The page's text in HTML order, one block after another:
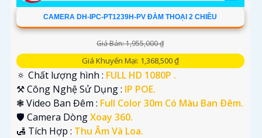
CAMERA DH-IPC-PT1239H-PV ĐÀM THOẠI 2 CHIỀU
Giá Bán: 1,955,000 ₫
Giá Khuyến Mại: 1,368,500 ₫
🔅 Chất lượng hình : FULL HD 1080P .
⚒ Công Nghệ Sử Dụng : IP POE.
❃ Video Ban Đêm : Full Color 30m Có Màu Ban Ðêm.
🛡 Camera DòngXoay 360.
️🛃 Tích Hợp : Thu Âm Và Loa.